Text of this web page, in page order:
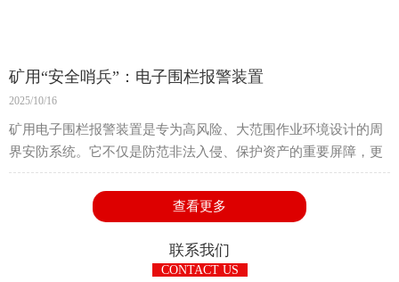
矿用“安全哨兵”：电子围栏报警装置
2025/10/16
矿用电子围栏报警装置是专为高风险、大范围作业环境设计的周
界安防系统。它不仅是防范非法入侵、保护资产的重要屏障，更
是划分危险生产区域、保障人员生命安全的关键设施。一、特殊
设计与核心功能与普通电子围栏相比
查看更多
联系我们
CONTACT US